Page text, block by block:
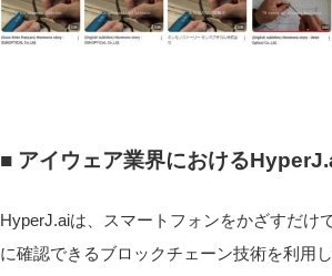
■ アイウェア業界における
HyperJ.aiは、スマートフォンをかざすだけ
に確認できるブロックチェーン技術を利用